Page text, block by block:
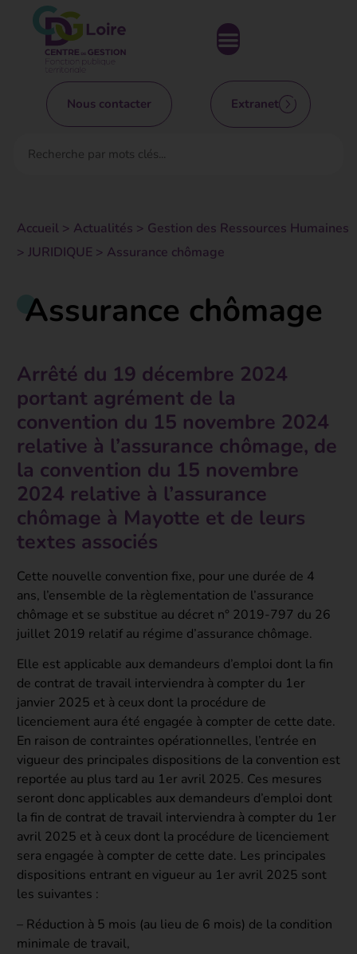
Nous contacter Extranet
Accueil > Actualités > Gestion des Ressources Humaines
> JURIDIQUE > Assurance chômage
Assurance chômage
Arrêté du 19 décembre 2024
portant agrément de la
convention du 15 novembre 2024
relative à l’assurance chômage, de
la convention du 15 novembre
2024 relative à l’assurance
chômage à Mayotte et de leurs
textes associés
Cette nouvelle convention fixe, pour une durée de 4
ans, l’ensemble de la règlementation de l’assurance
chômage et se substitue au décret n° 2019-797 du 26
juillet 2019 relatif au régime d’assurance chômage.
Elle est applicable aux demandeurs d’emploi dont la fin
de contrat de travail interviendra à compter du 1er
janvier 2025 et à ceux dont la procédure de
licenciement aura été engagée à compter de cette date.
En raison de contraintes opérationnelles, l’entrée en
vigueur des principales dispositions de la convention est
reportée au plus tard au 1er avril 2025. Ces mesures
seront donc applicables aux demandeurs d’emploi dont
la fin de contrat de travail interviendra à compter du 1er
avril 2025 et à ceux dont la procédure de licenciement
sera engagée à compter de cette date. Les principales
dispositions entrant en vigueur au 1er avril 2025 sont
les suivantes :
– Réduction à 5 mois (au lieu de 6 mois) de la condition
minimale de travail,